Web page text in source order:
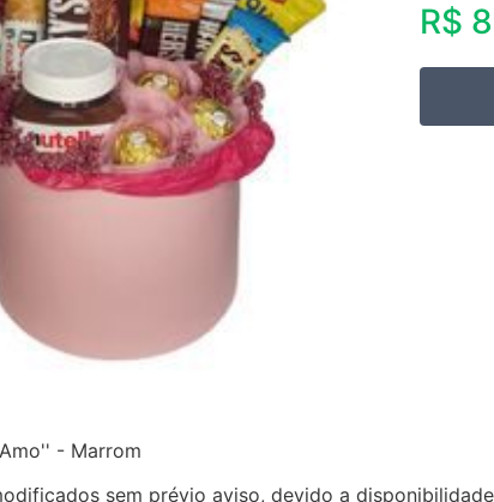
R$
- Marrom
sem prévio aviso, devido a